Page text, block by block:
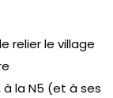
relier le village
la N5 (et à ses